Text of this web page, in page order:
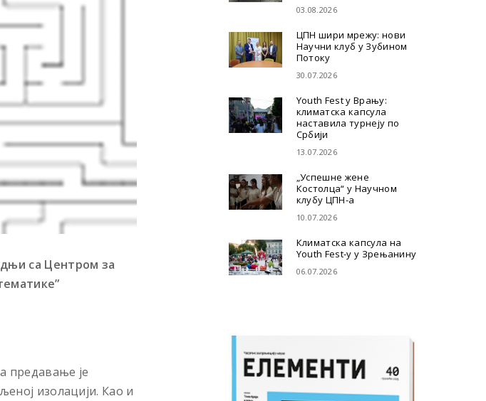
са Центром за
предавање је
изолацији. Као и
03.08.2026
ЦПН шири мрежу: нови
Научни клуб у Зубином
Потоку
30.07.2026
Youth Fest у Врању:
климатска капсула
наставила турнеју по
Србији
13.07.2026
„Успешне жене
Костолца“ у Научном
клубу ЦПН-а
10.07.2026
Климатска капсула на
Youth Fest-у у Зрењанину
06.07.2026